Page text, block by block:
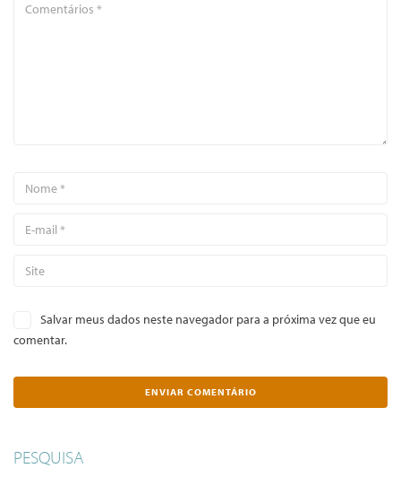
Salvar meus dados neste navegador para a próxima vez que eu
comentar.
PESQUISA